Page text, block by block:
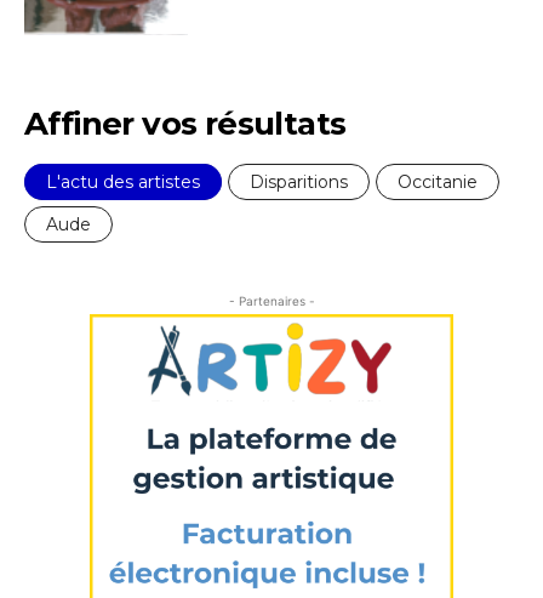
Affiner vos résultats
L'actu des artistes Disparitions
Occitanie
Aude
- Partenaires -